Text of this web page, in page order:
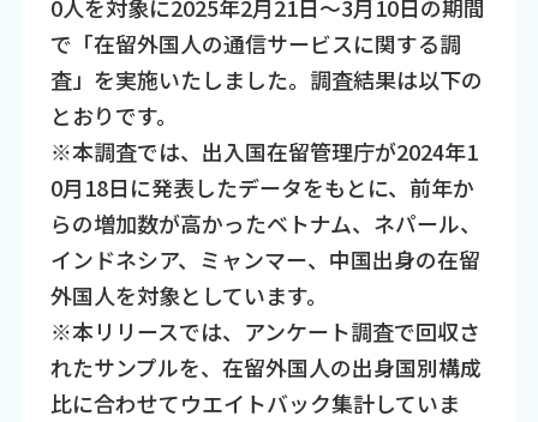
0人を対象に2025年2月21日～3月10日の期間
で「在留外国人の通信サービスに関する調
査」を実施いたしました。調査結果は以下の
とおりです。
※本調査では、出入国在留管理庁が2024年1
0月18日に発表したデータをもとに、前年か
らの増加数が高かったベトナム、ネパール、
インドネシア、ミャンマー、中国出身の在留
外国人を対象としています。
※本リリースでは、アンケート調査で回収さ
れたサンプルを、在留外国人の出身国別構成
比に合わせてウエイトバック集計していま